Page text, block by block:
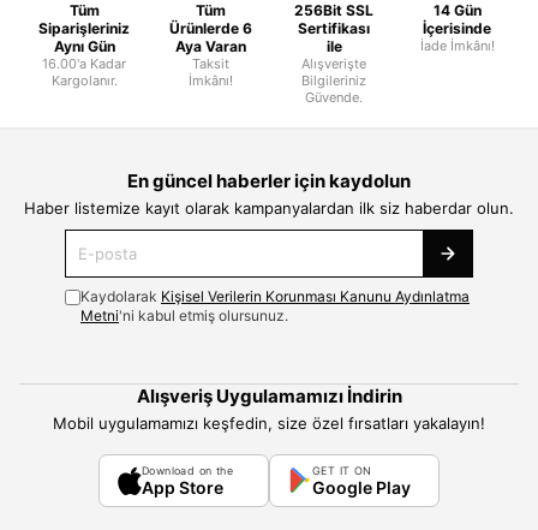
Tüm
Siparişleriniz
Aynı Gün
16.00'a Kadar
Kargolanır.
Tüm
Ürünlerde 6
Aya Varan
Taksit
İmkânı!
256Bit SSL
Sertifikası
ile
Alışverişte
Bilgileriniz
Güvende.
14 Gün
İçerisinde
İade İmkânı!
En güncel haberler için kaydolun
Haber listemize kayıt olarak kampanyalardan ilk siz haberdar olun.
Kaydolarak Kişisel Verilerin Korunması Kanunu Aydınlatma
Metni'ni kabul etmiş olursunuz.
Alışveriş Uygulamamızı İndirin
Mobil uygulamamızı keşfedin, size özel fırsatları yakalayın!
Download on the
App Store
GET IT ON
Google Play